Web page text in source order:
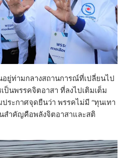
อยู่ท่ามกลางสถานการณ์ที่เปลี่ยนไป
ป็นพรรคจิตอาสา ที่ลงไปเติมเต็ม
ะกาศจุดยืนว่า พรรคไม่มี “ทุนเทา
สำคัญคือพลังจิตอาสาและสติ